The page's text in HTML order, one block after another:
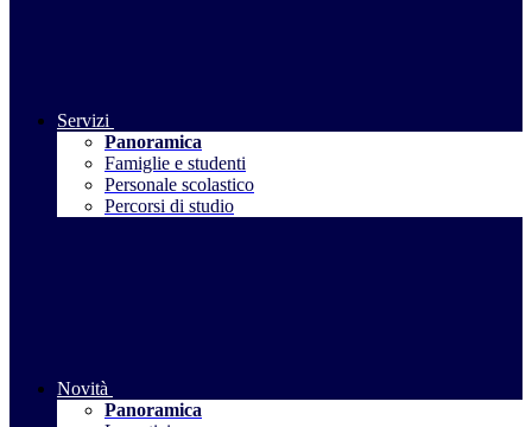
Servizi
Panoramica
Famiglie e studenti
Personale scolastico
Percorsi di studio
Novità
Panoramica